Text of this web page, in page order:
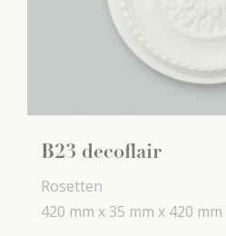
B23 decoflair
Rosetten
420 mm x 35 mm x 420 mm